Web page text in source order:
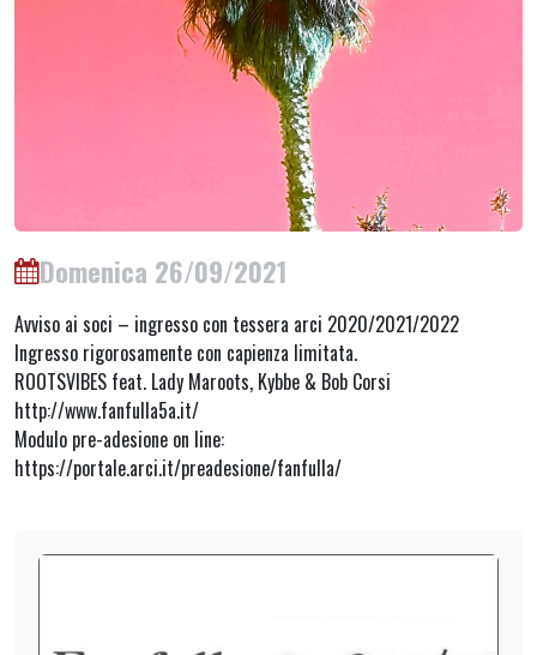
Domenica 26/09/2021
Avviso ai soci – ingresso con tessera arci 2020/2021/2022
Ingresso rigorosamente con capienza limitata.
ROOTSVIBES feat. Lady Maroots, Kybbe & Bob Corsi
http://www.fanfulla5a.it/
Modulo pre-adesione on line:
https://portale.arci.it/preadesione/fanfulla/